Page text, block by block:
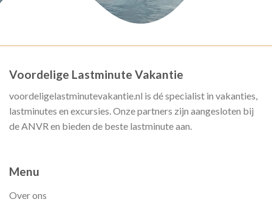
Voordelige Lastminute Vakantie
voordeligelastminutevakantie.nl is dé specialist in vakanties,
lastminutes en excursies. Onze partners zijn aangesloten bij
de ANVR en bieden de beste lastminute aan.
Menu
Over ons